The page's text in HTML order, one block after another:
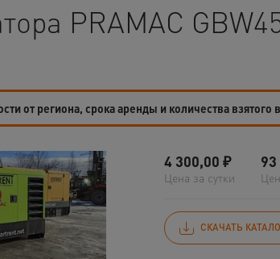
PRAMAC
от региона, срока аренды и количества взятого
4 300,00 ₽
Цена за сутки
СКАЧАТЬ